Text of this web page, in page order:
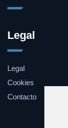
Legal
Legal
Cookies
Contacto